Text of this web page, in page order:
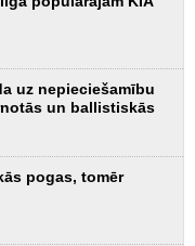
uz nepieciešamību
un ballistiskās
pogas, tomēr